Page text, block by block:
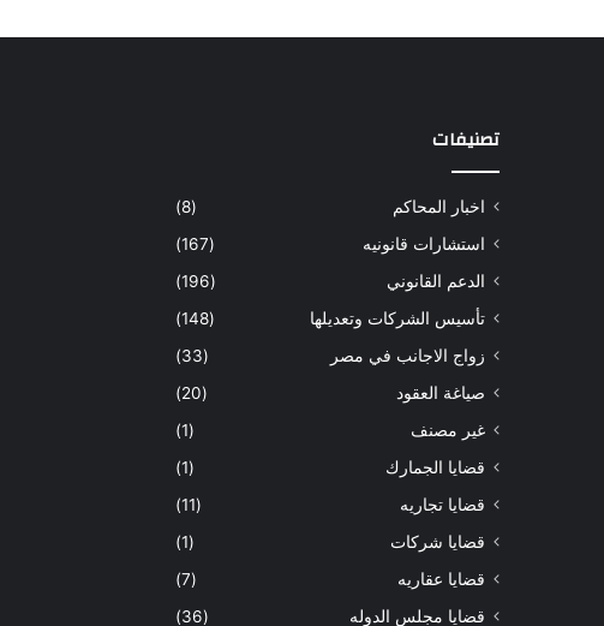
تصنيفات
اخبار المحاكم
(8)
استشارات قانونيه
(167)
الدعم القانوني
(196)
تأسيس الشركات وتعديلها
(148)
زواج الاجانب في مصر
(33)
صياغة العقود
(20)
غير مصنف
(1)
قضايا الجمارك
(1)
قضايا تجاريه
(11)
قضايا شركات
(1)
قضايا عقاريه
(7)
قضايا مجلس الدوله
(36)